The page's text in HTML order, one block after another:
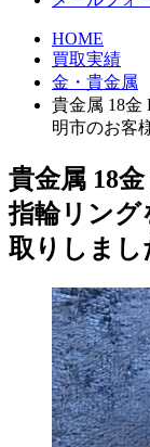
HOME
買取実績
金・貴金属
貴金属 18金
明市のお客
貴金属 18
指輪リング
取りしまし